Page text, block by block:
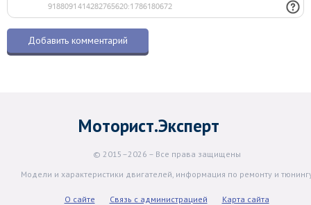
Моторист.Эксперт
© 2015–2026 – Все права защищены
Модели и характеристики двигателей, информация по ремонту и
О сайте Связь с администрацией Карта сайта